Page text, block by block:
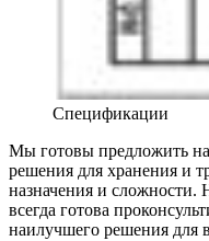
Спецификации
Мы готовы предложить
решения для хранения и
назначения и сложности.
всегда готова
наилучшего решения для